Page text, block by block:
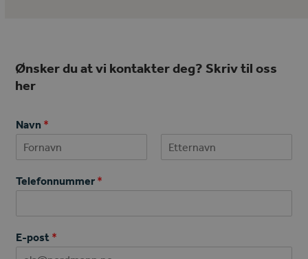
Ønsker du at vi kontakter deg? Skriv til oss
her
Navn *
Telefonnummer *
E-post *